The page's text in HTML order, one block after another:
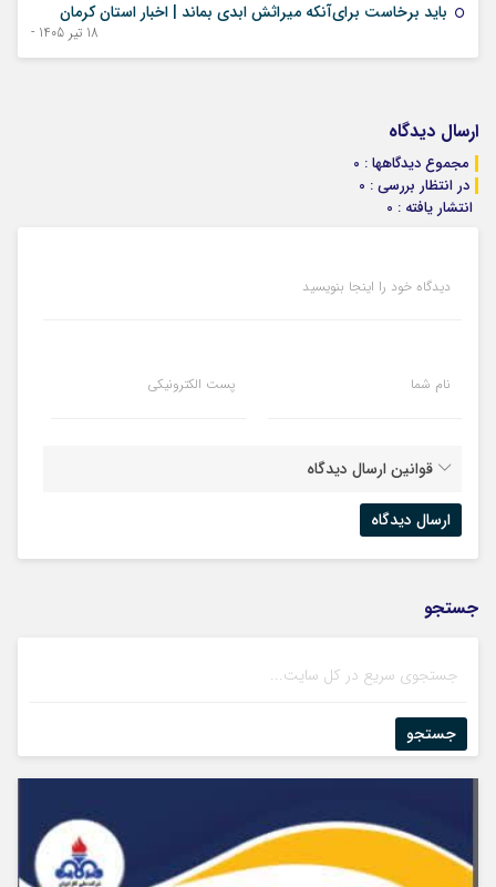
باید برخاست برای‌آنکه میراثش ابدی بماند | اخبار استان کرمان
18 تیر 1405 - 09 ژوئیه 2026
ارسال دیدگاه
مجموع دیدگاهها : 0
در انتظار بررسی : 0
انتشار یافته : 0
دیدگاه خود را اینجا بنویسید
نام شما پست الکترونیکی
قوانین ارسال دیدگاه
جستجو
جستجو